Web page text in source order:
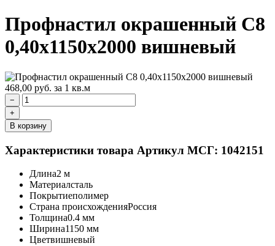
Профнастил окрашенный С8
0,40x1150x2000 вишневый
468,00 руб. за 1 кв.м
−
+
В корзину
Характеристики товара Артикул МСГ: 1042151
Длина2 м
Материалсталь
Покрытиеполимер
Страна происхожденияРоссия
Толщина0.4 мм
Ширина1150 мм
Цветвишневый